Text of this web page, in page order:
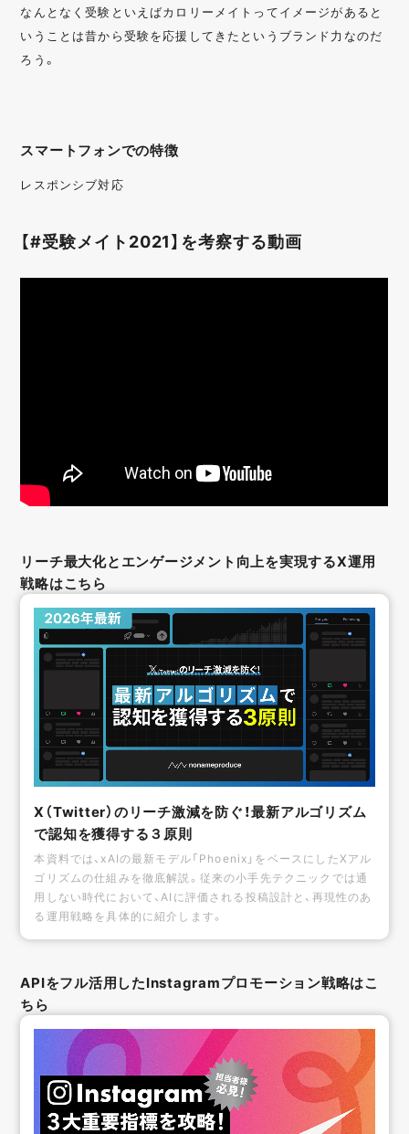
なんとなく受験といえばカロリーメイトってイメージがあると
いうことは昔から受験を応援してきたというブランド力なのだ
ろう。
スマートフォンでの特徴
レスポンシブ対応
【#受験メイト2021】を考察する動画
リーチ最大化とエンゲージメント向上を実現するX運用
戦略はこちら
X（Twitter）のリーチ激減を防ぐ！最新アルゴリズム
で認知を獲得する３原則
本資料では、xAIの最新モデル「Phoenix」をベースにしたXアル
ゴリズムの仕組みを徹底解説。従来の小手先テクニックでは通
用しない時代において、AIに評価される投稿設計と、再現性のあ
る運用戦略を具体的に紹介します。
APIをフル活用したInstagramプロモーション戦略はこ
ちら